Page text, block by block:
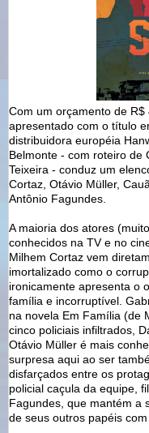
Com um orçamento de
apresentado com o título
distribuidora européia
Belmonte - com roteiro de
Teixeira - conduz um
Cortaz, Otávio Müller,
Antônio Fagundes.
A maioria dos atores
conhecidos na TV e no
Milhem Cortaz vem
imortalizado como o
ironicamente apresenta o
família e incorruptível.
na novela Em Família (de
cinco policiais infiltrados,
Otávio Müller é mais
surpresa aqui ao ser
disfarçados entre os
policial caçula da equipe,
Fagundes, que mantém a
de seus outros papéis